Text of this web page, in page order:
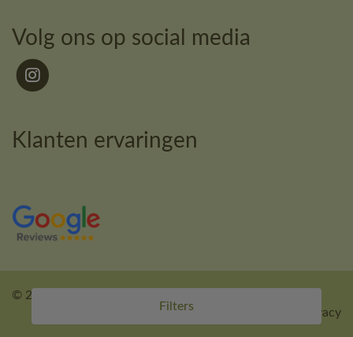
Filters
Volg ons op social media
Klanten ervaringen
© 2026 - Kledingcalculator.
Offerte aanvragen Algemene voorwaarden Privacy